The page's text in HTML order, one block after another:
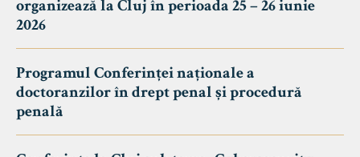
organizează la Cluj în perioada 25 – 26 iunie
2026
Programul Conferinței naționale a
doctoranzilor în drept penal și procedură
penală